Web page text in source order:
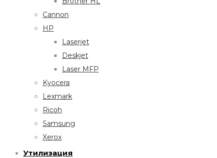
Cannon
HP
Laserjet
Deskjet
Laser MFP
Kyocera
Lexmark
Ricoh
Samsung
Xerox
Утилизация